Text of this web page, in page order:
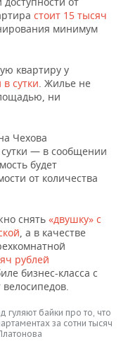
стоит 15 тысяч
минимум
квартиру у
сутки. Жилье не
ни
Чехова
сутки — в сообщении
будет
от количества
снять «двушку» с
, а в качестве
рублей
бизнес-класса с
байки про то, что
за сотни тысяч